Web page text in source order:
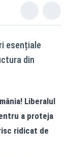
esențiale
din
Liberalul
a proteja
ridicat de